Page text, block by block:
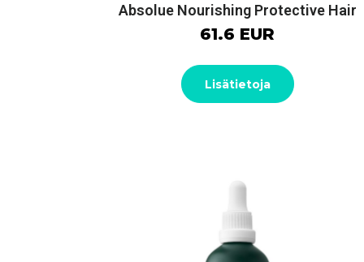
Absolue Nourishing Protective Hair
61.6 EUR
Lisätietoja